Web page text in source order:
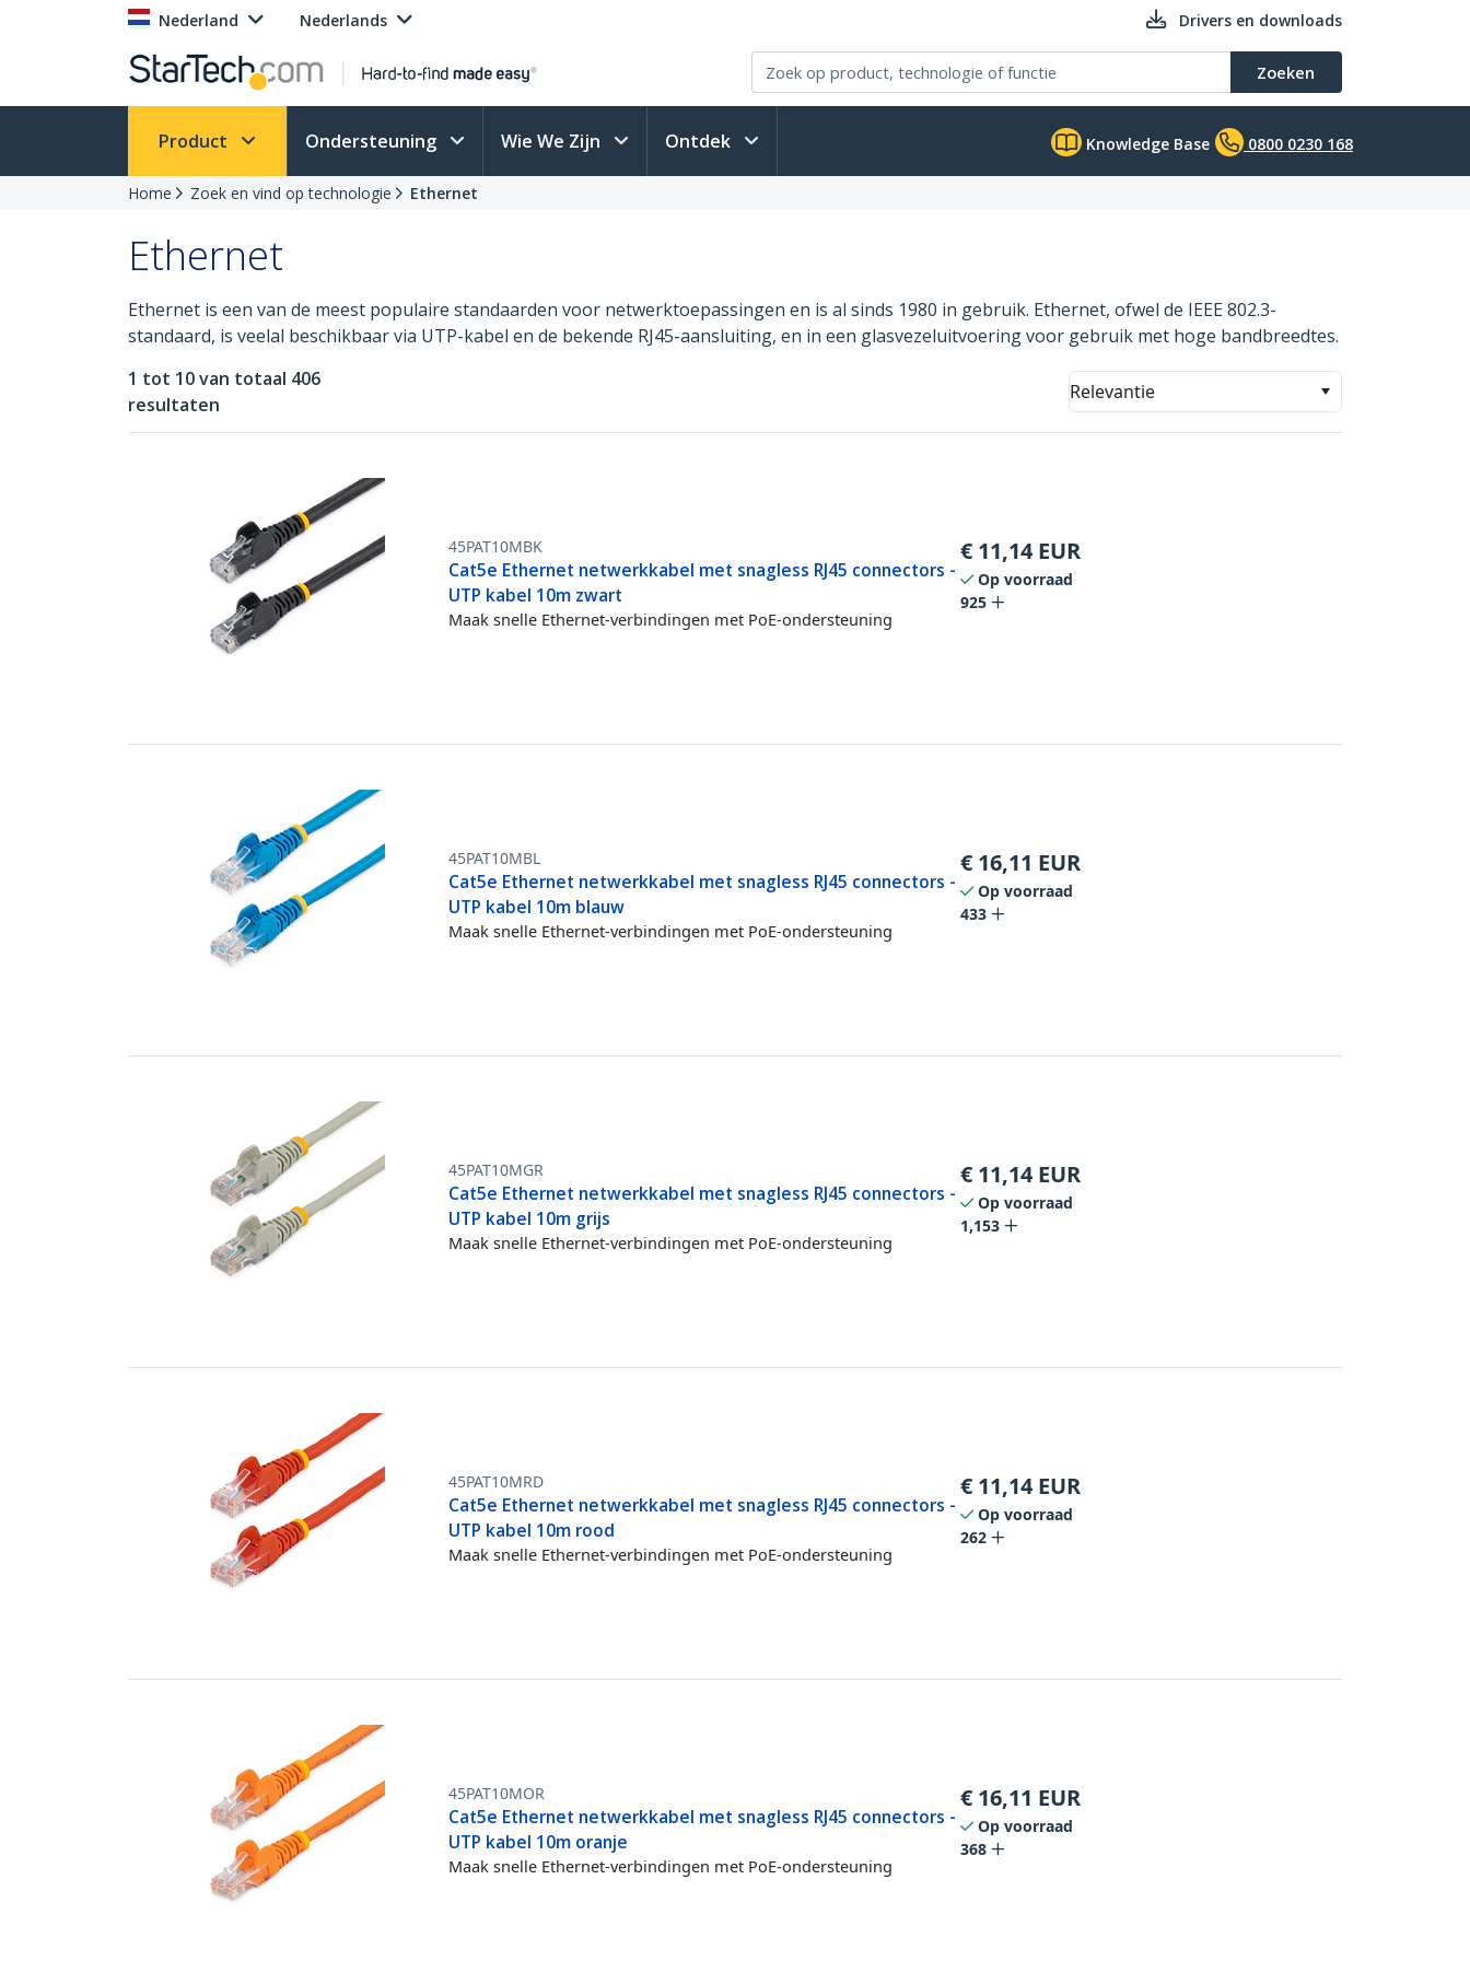
Nederland Nederlands Drivers en downloads
Zoeken
Product Ondersteuning Wie We Zijn Ontdek Knowledge Base 0800 0230 168
Home Zoek en vind op technologie Ethernet
Ethernet
Ethernet is een van de meest populaire standaarden voor netwerktoepassingen en is al sinds 1980 in gebruik. Ethernet, ofwel de IEEE 802.3-
standaard, is veelal beschikbaar via UTP-kabel en de bekende RJ45-aansluiting, en in een glasvezeluitvoering voor gebruik met hoge bandbreedtes.
1 tot 10 van totaal 406
resultaten
Relevantie
45PAT10MBK
Cat5e Ethernet netwerkkabel met snagless RJ45 connectors -
UTP kabel 10m zwart
Maak snelle Ethernet-verbindingen met PoE-ondersteuning
€ 11,14 EUR
Op voorraad
925
45PAT10MBL
Cat5e Ethernet netwerkkabel met snagless RJ45 connectors -
UTP kabel 10m blauw
Maak snelle Ethernet-verbindingen met PoE-ondersteuning
€ 16,11 EUR
Op voorraad
433
45PAT10MGR
Cat5e Ethernet netwerkkabel met snagless RJ45 connectors -
UTP kabel 10m grijs
Maak snelle Ethernet-verbindingen met PoE-ondersteuning
€ 11,14 EUR
Op voorraad
1,153
45PAT10MRD
Cat5e Ethernet netwerkkabel met snagless RJ45 connectors -
UTP kabel 10m rood
Maak snelle Ethernet-verbindingen met PoE-ondersteuning
€ 11,14 EUR
Op voorraad
262
45PAT10MOR
Cat5e Ethernet netwerkkabel met snagless RJ45 connectors -
UTP kabel 10m oranje
Maak snelle Ethernet-verbindingen met PoE-ondersteuning
€ 16,11 EUR
Op voorraad
368